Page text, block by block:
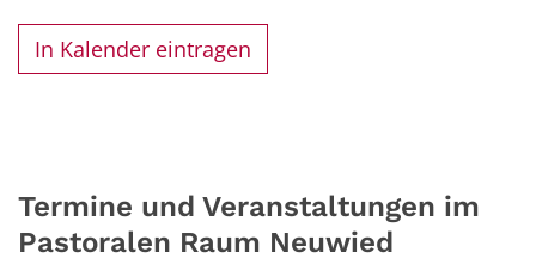
In Kalender eintragen
Termine und Veranstaltungen im
Pastoralen Raum Neuwied